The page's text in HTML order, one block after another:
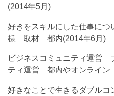
(2014年5月)
好きをスキルにした仕事に
様 取材 都内(2014年6月)
ビジネスコミュニティ運営
ティ運営 都内やオンライン
好きなことで生きるダブル